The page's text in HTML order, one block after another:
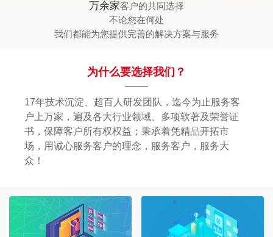
万余家客户的共同选择
不论您在何处
我们都能为您提供完善的解决方案与服务
为什么要选择我们？
17年技术沉淀、超百人研发团队，迄今为止服务客
户上万家，遍及各大行业领域、多项软著及荣誉证
书，保障客户所有权权益；秉承着凭精品开拓市
场，用诚心服务客户的理念，服务客户，服务大
众！